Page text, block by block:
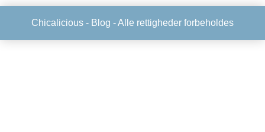
Chicalicious - Blog - Alle rettigheder forbeholdes